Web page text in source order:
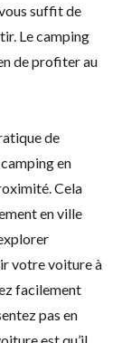
suffit de
Le camping
de profiter au
de
en
Cela
en ville
votre voiture à
facilement
pas en